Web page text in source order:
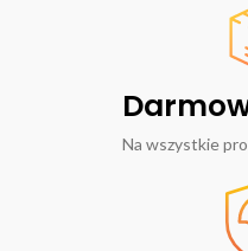
Na wszystkie